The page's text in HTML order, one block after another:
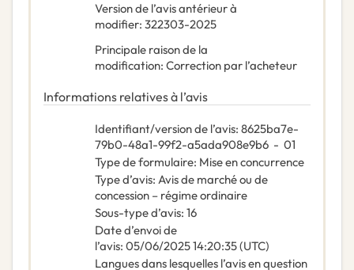
Version de l’avis antérieur à
modifier: 322303-2025
Principale raison de la
modification: Correction par l’acheteur
Informations relatives à l’avis
Identifiant/version de l’avis: 8625ba7e-
79b0-48a1-99f2-a5ada908e9b6 - 01
Type de formulaire: Mise en concurrence
Type d’avis: Avis de marché ou de
concession – régime ordinaire
Sous-type d’avis: 16
Date d’envoi de
l’avis: 05/06/202514:20:35 (UTC)
Langues dans lesquelles l’avis en question